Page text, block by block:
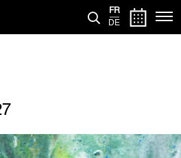
FR
DE